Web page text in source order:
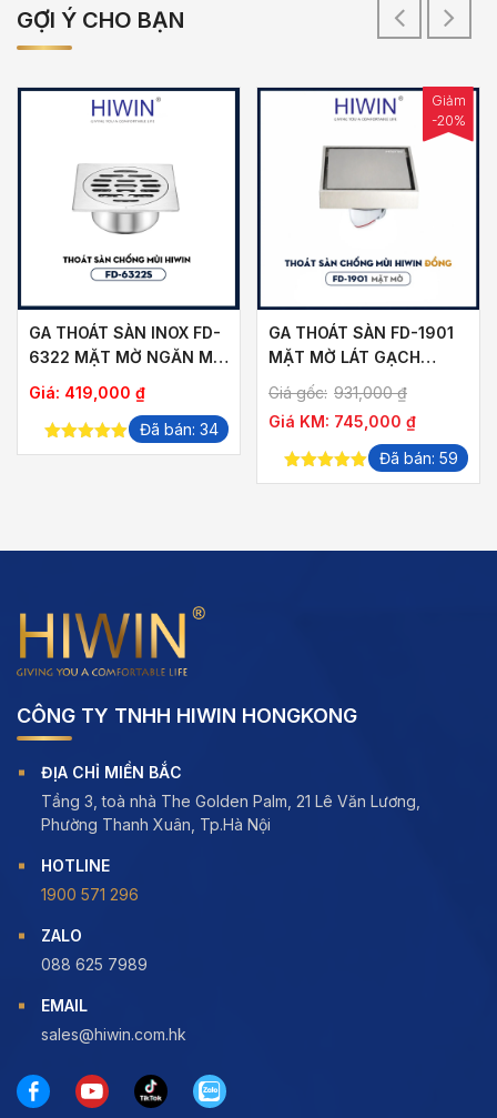
GỢI Ý CHO BẠN
GA THOÁT SÀN INOX FD-
6322 MẶT MỜ NGĂN MÙI
THOÁT NHANH
Giá: 419,000 ₫
5.00out of
Đã bán: 34
GA THOÁT SÀN FD-1901
MẶT MỜ LÁT GẠCH
THOÁT NƯỚC NHANH
Giá gốc: 931,000₫
Giá KM: 745,000 ₫
Giảm
-20%
5.00out of
Đã bán: 59
CÔNG TY TNHH HIWIN HONGKONG
ĐỊA CHỈ MIỀN BẮC
Tầng 3, toà nhà The Golden Palm, 21 Lê Văn Lương,
Phường Thanh Xuân, Tp.Hà Nội
HOTLINE
1900 571 296
ZALO
088 625 7989
EMAIL
sales@hiwin.com.hk